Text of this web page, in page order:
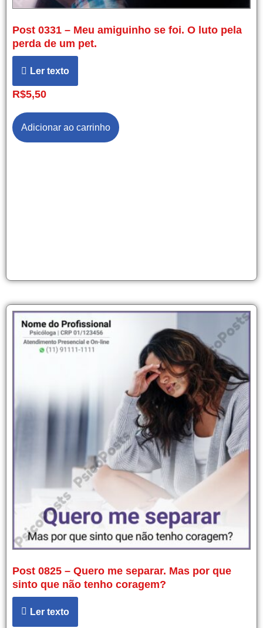
Post 0331 – Meu amiguinho se foi. O luto pela
perda de um pet.
Ler texto
R$5,50
Adicionar ao carrinho
Post 0825 – Quero me separar. Mas por que
sinto que não tenho coragem?
Ler texto